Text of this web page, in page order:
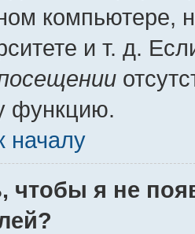
компьютере,
и т. д.
функцию.
началу
чтобы я не